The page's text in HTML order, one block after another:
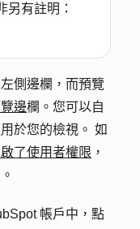
另有註明：
側邊欄，而預覽
邊欄。您可以自
於您的檢視。 如
了使用者權限 ，
帳戶中，點